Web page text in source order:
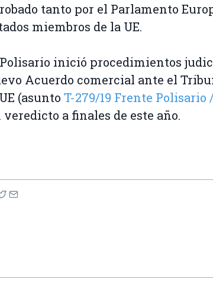
tanto por el Parlamento
miembros de la UE.
inició procedimientos
Acuerdo comercial ante el
(asunto T-279/19 Frente Polisario
veredicto a finales de este año.